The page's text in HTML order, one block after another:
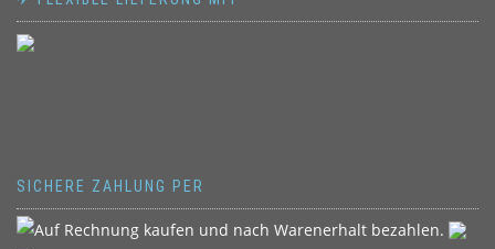
SICHERE ZAHLUNG PER